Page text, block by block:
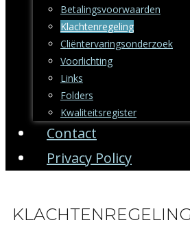
Betalingsvoorwaarden
Klachtenregeling
Cliëntervaringsonderzoek
Voorlichting
Links
Folders
Kwaliteitsregister
Contact
Privacy Policy
KLACHTENREGELING